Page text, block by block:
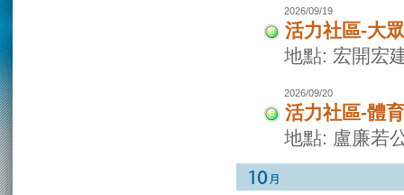
2026/09/19
活力社區-大
地點: 宏開宏
2026/09/20
活力社區-體
地點: 盧廉若